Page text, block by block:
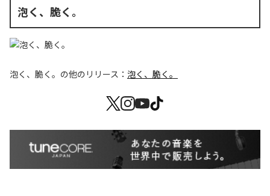
泡く、脆く。
泡く、脆く。 の他のリリース： 泡く、脆く。